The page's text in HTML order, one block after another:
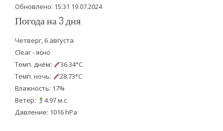
Обновлено: 15:31 19.07.2024
Погода на 3 дня
Четверг, 6 августа
Clear - ясно
Темп. днём:
36.34°C
Темп. ночь:
28.73°C
Влажность: 17%
Ветер:
4.97 м.с.
Давление: 1016 hPa